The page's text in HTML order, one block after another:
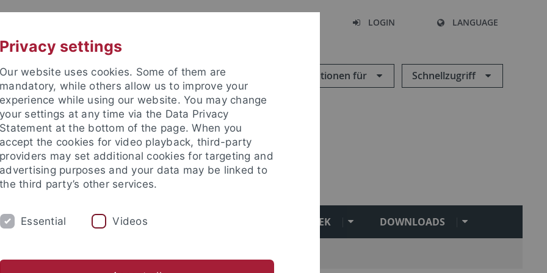
LOGIN LANGUAGE
Informationen für Schnellzugriff
Fakultät
KARRIERE BIBLIOTHEK DOWNLOADS
Privacy settings
Our website uses cookies. Some of them are
mandatory, while others allow us to improve your
experience while using our website. You may change
your settings at any time via the Data Privacy
Statement at the bottom of the page. When you
accept the cookies for video playback, third-party
providers may set additional cookies for targeting and
advertising purposes and your data may be linked to
the third party’s other services.
Essential Videos